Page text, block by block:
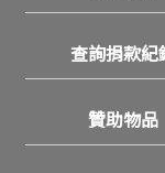
查詢捐款紀
贊助物品